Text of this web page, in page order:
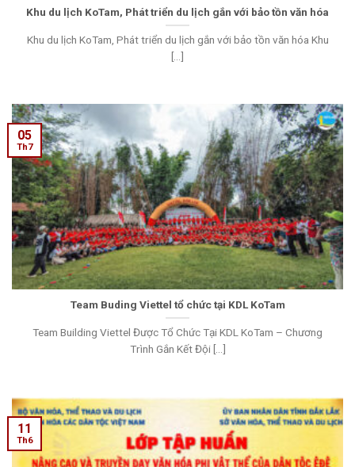
Khu du lịch KoTam, Phát triển du lịch gắn với bảo tồn văn hóa
Khu du lịch KoTam, Phát triển du lịch gắn với bảo tồn văn hóa Khu
[...]
Team Buding Viettel tổ chức tại KDL KoTam
Team Building Viettel Được Tổ Chức Tại KDL KoTam – Chương
Trình Gắn Kết Đội [...]
05
Th7
11
Th6